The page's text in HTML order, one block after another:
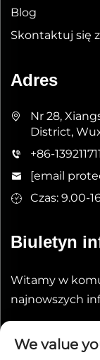
Blog
Skontaktuj się
Adres
Nr 28,
District,
+86-
[email
Czas: 9.00-
Biuletyn
Witamy w
najnowszych
We value